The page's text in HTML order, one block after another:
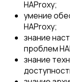
HAProxy;
умение
HAProxy;
знание
проблем
знание